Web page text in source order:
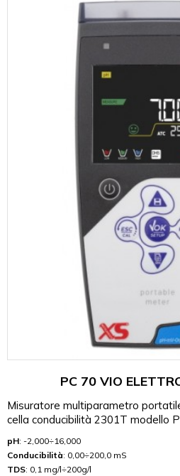
PC 70 VIO
Misuratore multiparametro
cella conducibilità 2301T modello
pH: -2,000÷16,000
Conducibilità: 0,00÷200,0 mS
TDS: 0,1 mg/l÷200g/l